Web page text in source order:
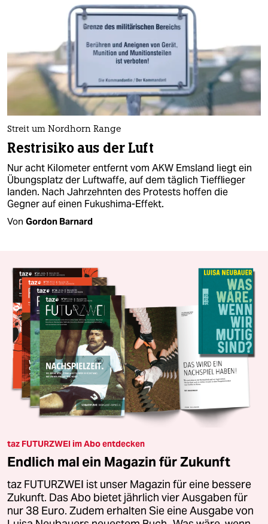
Streit um Nordhorn Range
Restrisiko aus der Luft
Nur acht Kilometer entfernt vom AKW Emsland liegt ein
Übungsplatz der Luftwaffe, auf dem täglich Tiefflieger
landen. Nach Jahrzehnten des Protests hoffen die
Gegner auf einen Fukushima-Effekt.
Von Gordon Barnard
taz FUTURZWEI im Abo entdecken
Endlich mal ein Magazin für Zukunft
taz FUTURZWEI ist unser Magazin für eine bessere
Zukunft. Das Abo bietet jährlich vier Ausgaben für
nur 38 Euro. Zudem erhalten Sie eine Ausgabe von